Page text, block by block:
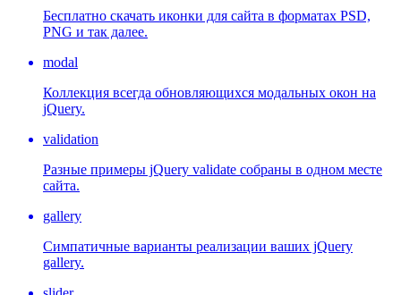
Бесплатно скачать иконки для сайта в форматах PSD,
PNG и так далее.
modal
Коллекция всегда обновляющихся модальных окон на
jQuery.
validation
Разные примеры jQuery validate собраны в одном месте
сайта.
gallery
Симпатичные варианты реализации ваших jQuery
gallery.